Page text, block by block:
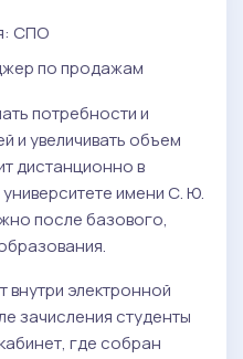
СПО
по продажам
потребности и
и увеличивать объем
дистанционно в
имени С. Ю.
после базового,
электронной
зачисления студенты
где собран